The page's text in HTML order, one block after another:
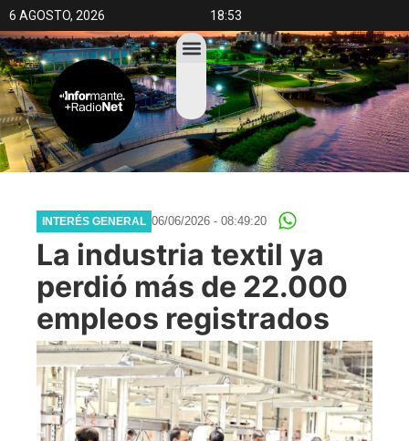
6 AGOSTO, 2026 18:53
INTERÉS GENERAL 06/06/2026 - 08:49:20
La industria textil ya
perdió más de 22.000
empleos registrados